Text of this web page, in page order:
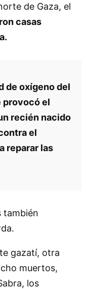
de Gaza, el
casas
de oxígeno del
provocó el
recién nacido
el
reparar las
también
gazatí, otra
muertos,
los